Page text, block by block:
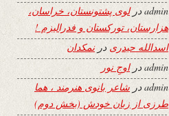
admin درلوی پشتونستان، خراسان،
هزارستان، تورکستان و فدرالیزم !
اسدالله حیدری درنمکدان
adminدراوجِ نور
adminدر شاعر بانوی هنرمند ، هما
طرزی از زبان خودش (بخش دوم)